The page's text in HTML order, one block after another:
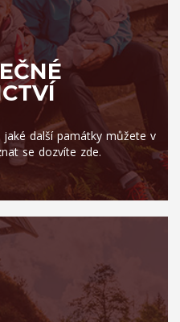
další památky můžete v
se dozvíte zde.